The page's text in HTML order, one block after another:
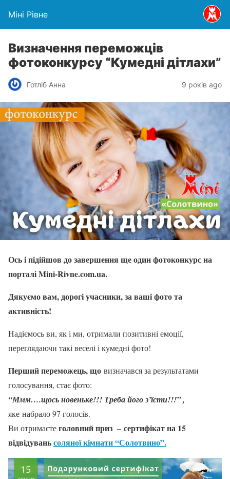
Міні Рівне
Визначення переможців
фотоконкурсу “Кумедні дітлахи”
Готліб Анна 9 років ago
Ось і підійшов до завершення ще один фотоконкурс на
порталі Mini-Rivne.com.ua.
Дякуємо вам, дорогі учасники, за ваші фото та
активність!
Надіємось ви, як і ми, отримали позитивні емоції,
переглядаючи такі веселі і кумедні фото!
Перший переможець, що визначався за результатами
голосування, стає фото:
“Ммм….щось новеньке!!! Треба його з’їсти!!!” ,
яке набрало 97 голосів.
Ви отримаєтеголовний приз – сертифікат на 15
відвідуваньсоляної кімнати “Солотвино”.